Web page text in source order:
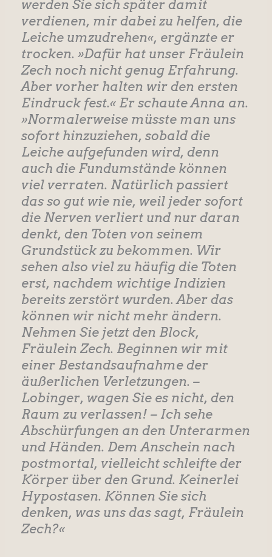
werden Sie sich später damit
verdienen, mir dabei zu helfen, die
Leiche umzudrehen«, ergänzte er
trocken. »Dafür hat unser Fräulein
Zech noch nicht genug Erfahrung.
Aber vorher halten wir den ersten
Eindruck fest.« Er schaute Anna an.
»Normalerweise müsste man uns
sofort hinzuziehen, sobald die
Leiche aufgefunden wird, denn
auch die Fundumstände können
viel verraten. Natürlich passiert
das so gut wie nie, weil jeder sofort
die Nerven verliert und nur daran
denkt, den Toten von seinem
Grundstück zu bekommen. Wir
sehen also viel zu häufig die Toten
erst, nachdem wichtige Indizien
bereits zerstört wurden. Aber das
können wir nicht mehr ändern.
Nehmen Sie jetzt den Block,
Fräulein Zech. Beginnen wir mit
einer Bestandsaufnahme der
äußerlichen Verletzungen. –
Lobinger, wagen Sie es nicht, den
Raum zu verlassen! – Ich sehe
Abschürfungen an den Unterarmen
und Händen. Dem Anschein nach
postmortal, vielleicht schleifte der
Körper über den Grund. Keinerlei
Hypostasen. Können Sie sich
denken, was uns das sagt, Fräulein
Zech?«